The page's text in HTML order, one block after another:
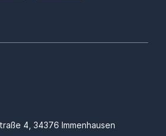
4, 34376 Immenhausen